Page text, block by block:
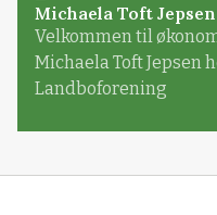
Michaela Toft Jepsen
Velkommen til
Michaela Toft Jepsen
Landboforening